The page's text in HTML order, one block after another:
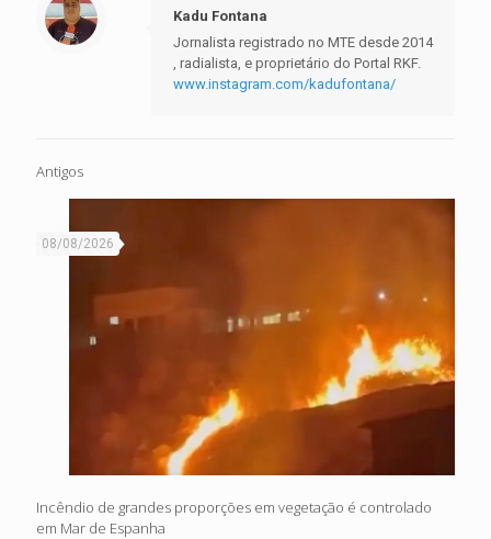
Kadu Fontana
Jornalista registrado no MTE desde 2014
, radialista, e proprietário do Portal RKF.
www.instagram.com/kadufontana/
Antigos
08/08/2026
Incêndio de grandes proporções em vegetação é controlado
em Mar de Espanha